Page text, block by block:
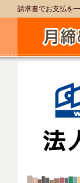
請求書でお支払を